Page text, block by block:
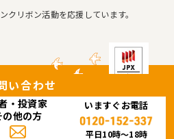
クリボン活動を応援しています。
域新聞社 All rights reserved.
されており、Googleのプライバシーポリシー
が適用されます。
い合わせ
・投資家
の他の方
いますぐお電話
平日10時〜18時